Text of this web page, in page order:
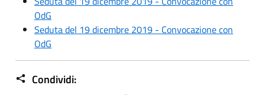
OdG
Seduta del 19 dicembre 2019 - Convocazione con
OdG
Condividi: